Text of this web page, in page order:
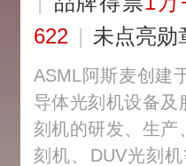
622 | 未点亮勋
ASML阿斯麦创建
导体光刻机设备及
刻机的研发、生产
刻机、DUV光刻